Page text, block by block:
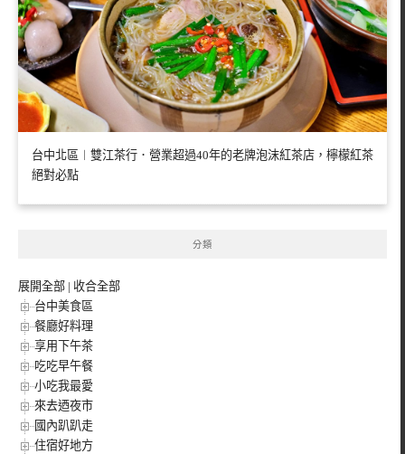
台中北區︱雙江茶行．營業超過40年的老牌泡沫紅茶店，檸檬紅茶
絕對必點
分類
展開全部 | 收合全部
台中美食區
餐廳好料理
享用下午茶
吃吃早午餐
小吃我最愛
來去迺夜市
國內趴趴走
住宿好地方